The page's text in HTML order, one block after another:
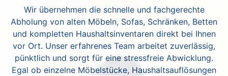
Wir übernehmen die schnelle und fachgerechte
Abholung von alten Möbeln, Sofas, Schränken, Betten
und kompletten Haushaltsinventaren direkt bei Ihnen
vor Ort. Unser erfahrenes Team arbeitet zuverlässig,
pünktlich und sorgt für eine stressfreie Abwicklung.
Egal ob einzelne Möbelstücke, Haushaltsauflösungen